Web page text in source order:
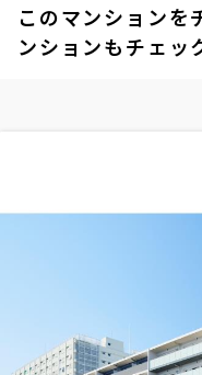
このマンションを
ンションもチェッ